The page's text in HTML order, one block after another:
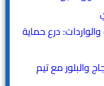
درع حماية
والبلور مع تيم